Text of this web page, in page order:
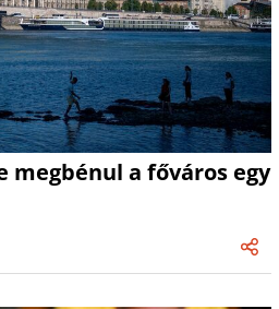
megbénul a főváros egy